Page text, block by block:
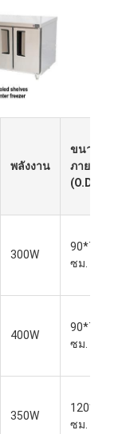
พลังงาน
ขนาด
ภายนอก
(O.D.)
300W
90*76*85
ซม.
400W
90*76*85
ซม.
350W
120*76*85
ซม.